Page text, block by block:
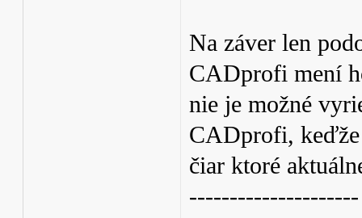
Na záver len
CADprofi mení
nie je možné
CADprofi,
čiar ktoré
---------------------